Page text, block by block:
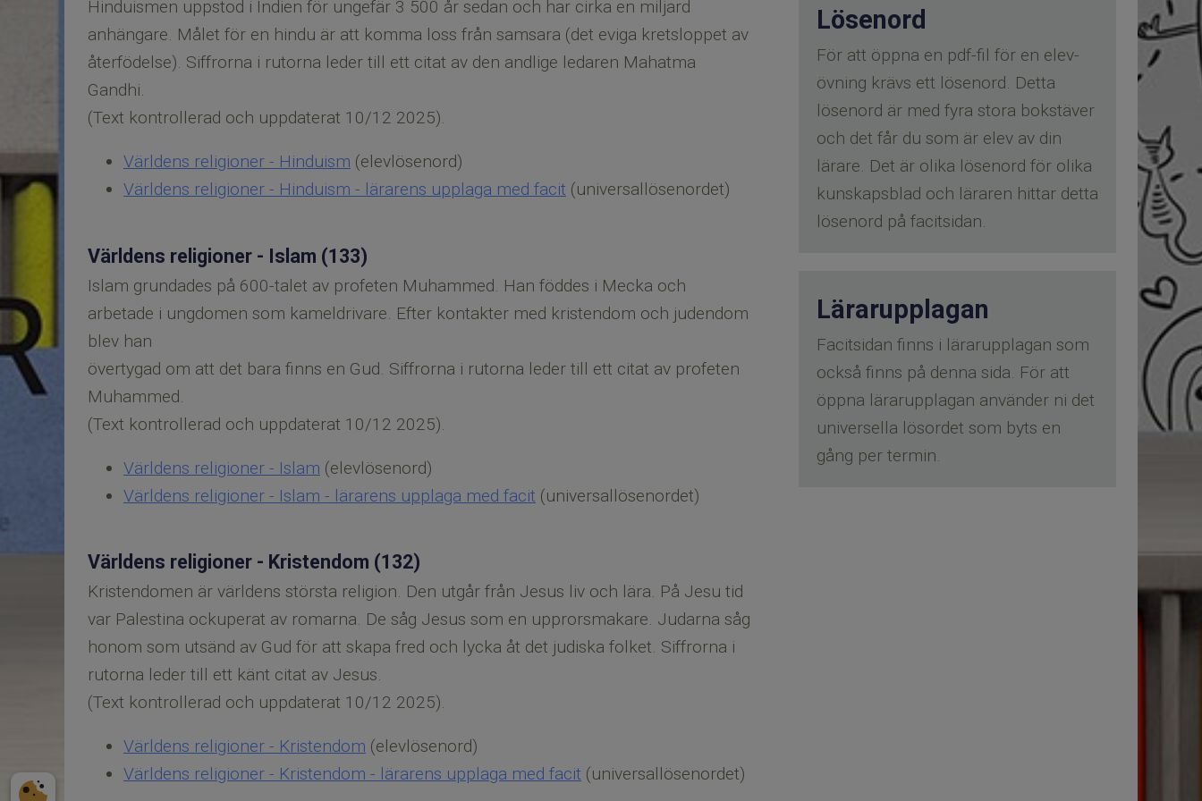
Hinduismen uppstod i Indien för ungefär 3 500 år sedan och har cirka en miljard
anhängare. Målet för en hindu är att komma loss från samsara (det eviga kretsloppet av
återfödelse). Siffrorna i rutorna leder till ett citat av den andlige ledaren Mahatma
Gandhi.
(Text kontrollerad och uppdaterat 10/12 2025).
Världens religioner - Hinduism (elevlösenord)
Världens religioner - Hinduism - lärarens upplaga med facit (universallösenordet)
Världens religioner - Islam (133)
Islam grundades på 600-talet av profeten Muhammed. Han föddes i Mecka och
arbetade i ungdomen som kameldrivare. Efter kontakter med kristendom och judendom
blev han
övertygad om att det bara finns en Gud. Siffrorna i rutorna leder till ett citat av profeten
Muhammed.
(Text kontrollerad och uppdaterat 10/12 2025).
Världens religioner - Islam (elevlösenord)
Världens religioner - Islam - lärarens upplaga med facit (universallösenordet)
Världens religioner - Kristendom (132)
Kristendomen är världens största religion. Den utgår från Jesus liv och lära. På Jesu tid
var Palestina ockuperat av romarna. De såg Jesus som en upprorsmakare. Judarna såg
honom som utsänd av Gud för att skapa fred och lycka åt det judiska folket. Siffrorna i
rutorna leder till ett känt citat av Jesus.
(Text kontrollerad och uppdaterat 10/12 2025).
Världens religioner - Kristendom (elevlösenord)
Världens religioner - Kristendom - lärarens upplaga med facit (universallösenordet)
Lösenord
För att öppna en pdf-fil för en elev-
övning krävs ett lösenord. Detta
lösenord är med fyra stora bokstäver
och det får du som är elev av din
lärare. Det är olika lösenord för olika
kunskapsblad och läraren hittar detta
lösenord på facitsidan.
Lärarupplagan
Facitsidan finns i lärarupplagan som
också finns på denna sida. För att
öppna lärarupplagan använder ni det
universella lösordet som byts en
gång per termin.